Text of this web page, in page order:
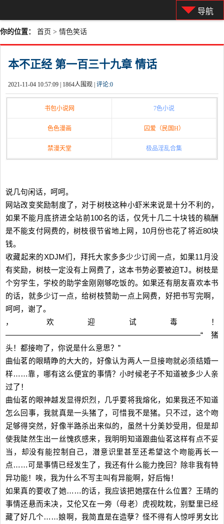
导航
你的位置： 首页 > 情色笑话
本不正经 第一百三十九章 情话
2021-11-04 10:57:09 | 1864人围观 | 评论:0
书包小说网 7色小说
色色漫画 囚爱（民国H）
禁漫天堂 极品淫乱合集
说几句闲话，呵呵。
网站改变奖励制度了，对于树枝这种小虾米来说是十分不利的，
如果不能月底挤进全站前100名的话，仅凭十几二十块钱的稿酬
是不能支付网费的，树枝很节省地上网，10月份也花了将近80块
钱。
收藏起来的XDJM们，拜托大家多多少少订阅一点，如果11月没
有奖励，树枝一定没有上网费了，这本书势必要被迫TJ。树枝是
个穷学生，学校的助学金刚刚够吃饭的。如果还有朋友喜欢本书
的话，就多少订一点，给树枝赞助一点上网费，好把书写完啊，
呵呵，谢了。
，欢迎试毒！
——————————————————————————“猪
头！都接吻了，你说是什么意思？”
曲仙茗的眼睛睁的大大的，好像认为两人一旦接吻就必须结婚一
样……靠，哪有这么便宜的事情？小时候老子不知道被多少人亲
过了！
曲仙茗的眼神越发显得炽烈，几乎要将我熔化，如果我还不知道
怎么回事，我就真是一头猪了，可惜我不是猪。只不过，这个吻
足够得突然，好像半路杀出来似的，虽然十分美妙受用，但是却
使我陡然生出一丝愧疚感来，我明明知道跟曲仙茗这样有点不妥
当，却没有能控制自己，潜意识里甚至还希望这个吻能再长一
点……可是事情已经发生了，我还有什么能力挽回？除非我有特
异功能！唉，我为什么不写主叫有异能啊，好后悔！
如果真的要收了她……的话，我应该把她摆在什么位置？王晴的
事情还悬而未决，艾伦又在一旁（母老）虎视眈眈，别墅里已经
藏了好几个……娘啊，我简直是在造孽？怪不得有人惊呼男女比